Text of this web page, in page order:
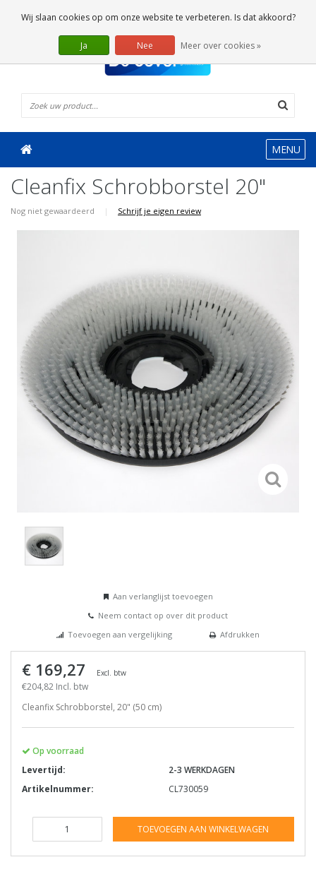
0 Artikelen
MENU
Cleanfix Schrobborstel 20"
Nog niet gewaardeerd | Schrijf je eigen review
Aan verlanglijst toevoegen
Neem contact op over dit product
Toevoegen aan vergelijking
Afdrukken
€ 169,27 Excl. btw
€204,82 Incl. btw
Cleanfix Schrobborstel, 20" (50 cm)
Op voorraad
Levertijd:
2-3 WERKDAGEN
Artikelnummer:
CL730059
TOEVOEGEN AAN WINKELWAGEN
Wij slaan cookies op om onze website te verbeteren. Is dat akkoord?
Ja Nee Meer over cookies »